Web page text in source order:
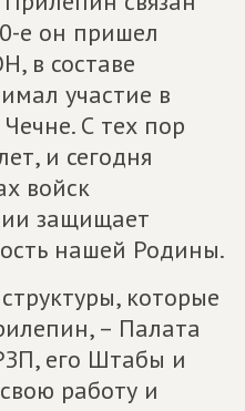
е он пришел
в составе
участие в
С тех пор
и сегодня
войск
защищает
нашей Родины.
которые
– Палата
его Штабы и
работу и